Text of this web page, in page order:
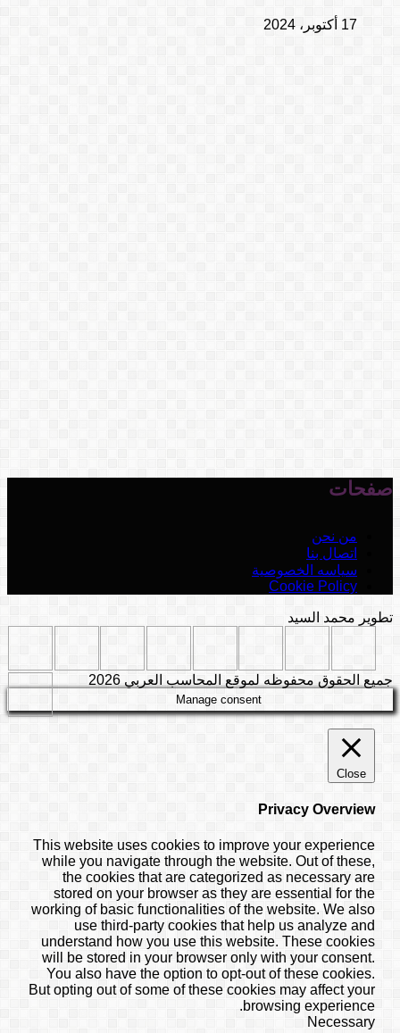
17 أكتوبر، 2024
صفحات
من نحن
اتصال بنا
سياسه الخصوصية
Cookie Policy
تطوير محمد السيد
جميع الحقوق محفوظه لموقع المحاسب العربي 2026
Manage consent
Close
Privacy Overview
This website uses cookies to improve your experience
while you navigate through the website. Out of these,
the cookies that are categorized as necessary are
stored on your browser as they are essential for the
working of basic functionalities of the website. We also
use third-party cookies that help us analyze and
understand how you use this website. These cookies
will be stored in your browser only with your consent.
You also have the option to opt-out of these cookies.
But opting out of some of these cookies may affect your
browsing experience.
Necessary